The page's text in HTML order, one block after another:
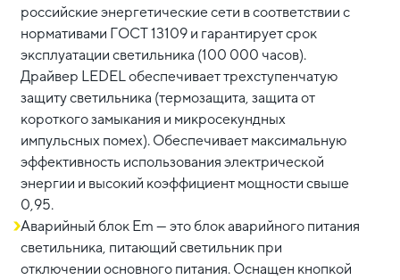
российские энергетические сети в соответствии с
нормативами ГОСТ 13109 и гарантирует срок
эксплуатации светильника (100 000 часов).
Драйвер LEDEL обеспечивает трехступенчатую
защиту светильника (термозащита, защита от
короткого замыкания и микросекундных
импульсных помех). Обеспечивает максимальную
эффективность использования электрической
энергии и высокий коэффициент мощности свыше
0,95.
Аварийный блок Em — это блок аварийного питания
светильника, питающий светильник при
отключении основного питания. Оснащен кнопкой